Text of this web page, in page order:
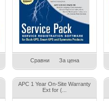
Сравни За цена
APC 1 Year On-Site Warranty
Ext for (...